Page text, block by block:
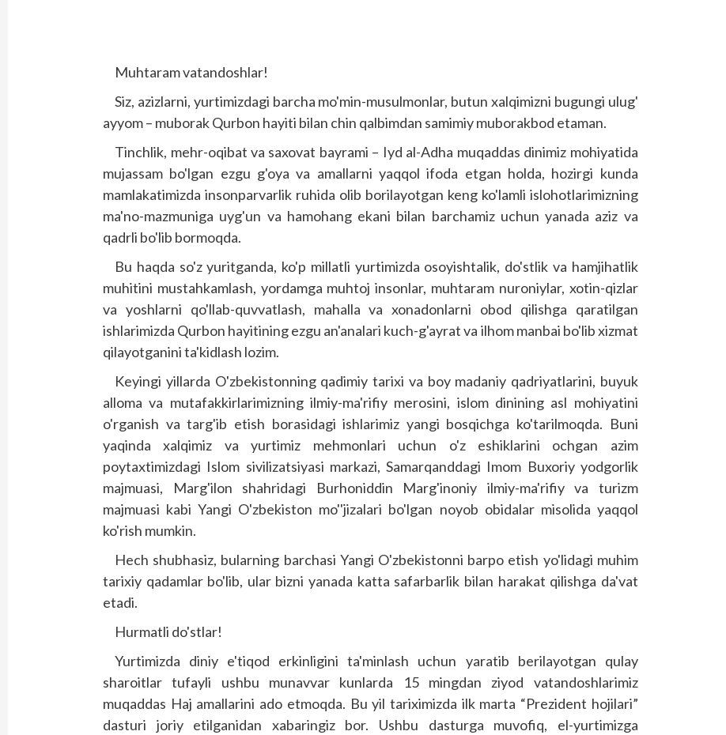
Muhtaram vatandoshlar!
Siz, azizlarni, yurtimizdagi barcha mo'min-musulmonlar, butun xalqimizni bugungi ulug'
ayyom – muborak Qurbon hayiti bilan chin qalbimdan samimiy muborakbod etaman.
Tinchlik, mehr-oqibat va saxovat bayrami – Iyd al-Adha muqaddas dinimiz mohiyatida
mujassam bo'lgan ezgu g'oya va amallarni yaqqol ifoda etgan holda, hozirgi kunda
mamlakatimizda insonparvarlik ruhida olib borilayotgan keng ko'lamli islohotlarimizning
ma'no-mazmuniga uyg'un va hamohang ekani bilan barchamiz uchun yanada aziz va
qadrli bo'lib bormoqda.
Bu haqda so'z yuritganda, ko'p millatli yurtimizda osoyishtalik, do'stlik va hamjihatlik
muhitini mustahkamlash, yordamga muhtoj insonlar, muhtaram nuroniylar, xotin-qizlar
va yoshlarni qo'llab-quvvatlash, mahalla va xonadonlarni obod qilishga qaratilgan
ishlarimizda Qurbon hayitining ezgu an'analari kuch-g'ayrat va ilhom manbai bo'lib xizmat
qilayotganini ta'kidlash lozim.
Keyingi yillarda O'zbekistonning qadimiy tarixi va boy madaniy qadriyatlarini, buyuk
alloma va mutafakkirlarimizning ilmiy-ma'rifiy merosini, islom dinining asl mohiyatini
o'rganish va targ'ib etish borasidagi ishlarimiz yangi bosqichga ko'tarilmoqda. Buni
yaqinda xalqimiz va yurtimiz mehmonlari uchun o'z eshiklarini ochgan azim
poytaxtimizdagi Islom sivilizatsiyasi markazi, Samarqanddagi Imom Buxoriy yodgorlik
majmuasi, Marg'ilon shahridagi Burhoniddin Marg'inoniy ilmiy-ma'rifiy va turizm
majmuasi kabi Yangi O'zbekiston mo''jizalari bo'lgan noyob obidalar misolida yaqqol
ko'rish mumkin.
Hech shubhasiz, bularning barchasi Yangi O'zbekistonni barpo etish yo'lidagi muhim
tarixiy qadamlar bo'lib, ular bizni yanada katta safarbarlik bilan harakat qilishga da'vat
etadi.
Hurmatli do'stlar!
Yurtimizda diniy e'tiqod erkinligini ta'minlash uchun yaratib berilayotgan qulay
sharoitlar tufayli ushbu munavvar kunlarda 15 mingdan ziyod vatandoshlarimiz
muqaddas Haj amallarini ado etmoqda. Bu yil tariximizda ilk marta “Prezident hojilari”
dasturi joriy etilganidan xabaringiz bor. Ushbu dasturga muvofiq, el-yurtimizga